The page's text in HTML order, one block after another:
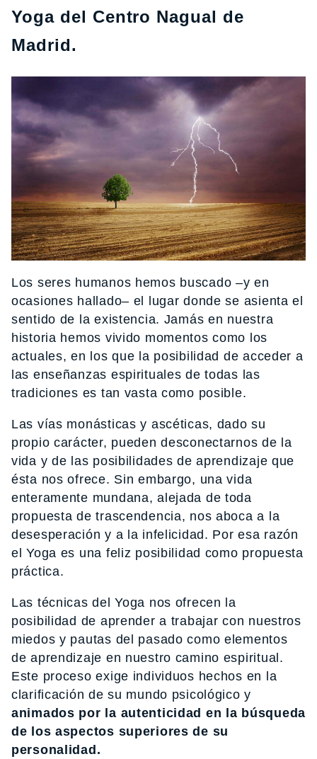
Yoga del Centro Nagual de
Madrid.
Los seres humanos hemos buscado –y en
ocasiones hallado– el lugar donde se asienta el
sentido de la existencia. Jamás en nuestra
historia hemos vivido momentos como los
actuales, en los que la posibilidad de acceder a
las enseñanzas espirituales de todas las
tradiciones es tan vasta como posible.
Las vías monásticas y ascéticas, dado su
propio carácter, pueden desconectarnos de la
vida y de las posibilidades de aprendizaje que
ésta nos ofrece. Sin embargo, una vida
enteramente mundana, alejada de toda
propuesta de trascendencia, nos aboca a la
desesperación y a la infelicidad. Por esa razón
el Yoga es una feliz posibilidad como propuesta
práctica.
Las técnicas del Yoga nos ofrecen la
posibilidad de aprender a trabajar con nuestros
miedos y pautas del pasado como elementos
de aprendizaje en nuestro camino espiritual.
Este proceso exige individuos hechos en la
clarificación de su mundo psicológico y
animados por la autenticidad en la búsqueda
de los aspectos superiores de su
personalidad.